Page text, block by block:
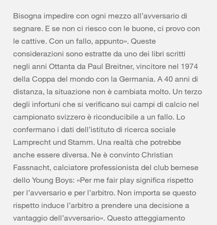
Bisogna impedire con ogni mezzo all’avversario di
segnare. E se non ci riesco con le buone, ci provo con
le cattive. Con un fallo, appunto». Queste
considerazioni sono estratte da uno dei libri scritti
negli anni Ottanta da Paul Breitner, vincitore nel 1974
della Coppa del mondo con la Germania. A 40 anni di
distanza, la situazione non è cambiata molto. Un terzo
degli infortuni che si verificano sui campi di calcio nel
campionato svizzero è riconducibile a un fallo. Lo
confermano i dati dell’istituto di ricerca sociale
Lamprecht und Stamm. Una realtà che potrebbe
anche essere diversa. Ne è convinto Christian
Fassnacht, calciatore professionista del club bernese
dello Young Boys: «Per me fair play significa rispetto
per l’avversario e per l’arbitro. Non importa se questo
rispetto induce l’arbitro a prendere una decisione a
vantaggio dell’avversario». Questo atteggiamento